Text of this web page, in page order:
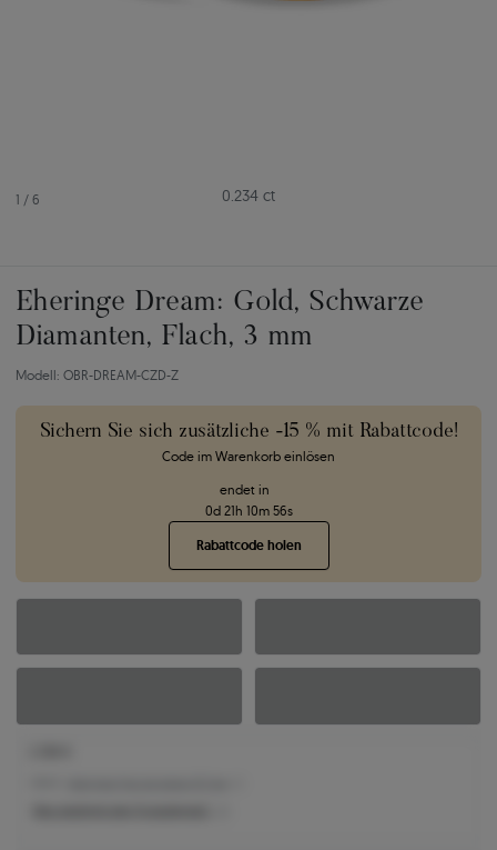
1 / 6 0.234 ct
Eheringe Dream: Gold, Schwarze
Diamanten, Flach, 3 mm
Modell: OBR-DREAM-CZD-Z
Sichern Sie sich zusätzliche -15 % mit Rabattcode!
Code im Warenkorb einlösen
endet in
0d 21h 10m 55s
Rabattcode holen